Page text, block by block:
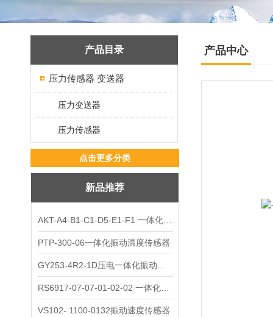
产品目录
压力传感器 变送器
压力变送器
压力传感器
点击更多分类
新品推荐
PTP-300-06一体化振动温度传感器
VS102- 1100-0132振动速度传感器
产品中心